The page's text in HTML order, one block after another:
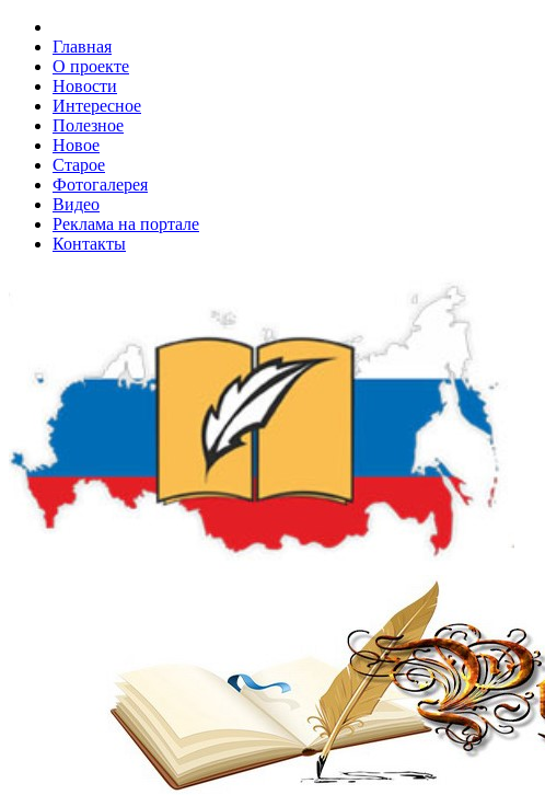
Главная
О проекте
Новости
Интересное
Полезное
Новое
Старое
Фотогалерея
Видео
Реклама на портале
Контакты